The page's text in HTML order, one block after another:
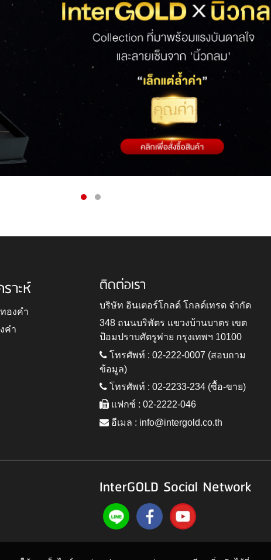
าะห์
องคำ
คำ
ติดต่อเรา
บริษัท อินเตอร์โกลด์ โกลด์เทรด จำกัด
348 ถนนบริพัตร แขวงบ้านบาตร เขต
ป้อมปราบศัตรูพ่าย กรุงเทพฯ 10100
โทรศัพท์ : 02-222-0007 (สอบถาม
ข้อมูล)
โทรศัพท์ : 02-2233-234 (ซื้อ-ขาย)
แฟกซ์ : 02-2222-046
อีเมล : info@intergold.co.th
InterGOLD Social Network